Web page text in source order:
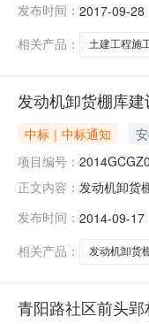
日10时00分
售分公司凤
发布时间： 2017-09-28
相关产品：
土建工程施
发动机卸货棚库建
中标｜中标通知
项目编号：
正文内容： 发动机卸货
2014年09
仟肆佰零玖
发布时间： 2014-09-17
相关产品：
发动机卸货
青阳路社区前头